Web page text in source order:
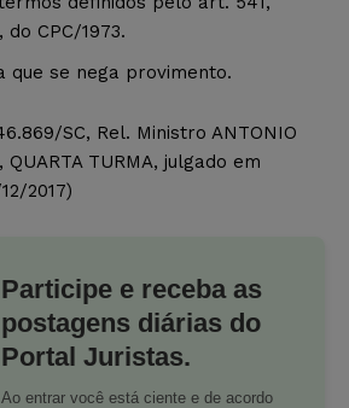
CPC/1973.
que se nega provimento.
SC, Rel. Ministro ANTONIO
QUARTA TURMA, julgado em
2017)
Participe e receba as
postagens diárias do
Portal Juristas.
Ao entrar você está ciente e de acordo